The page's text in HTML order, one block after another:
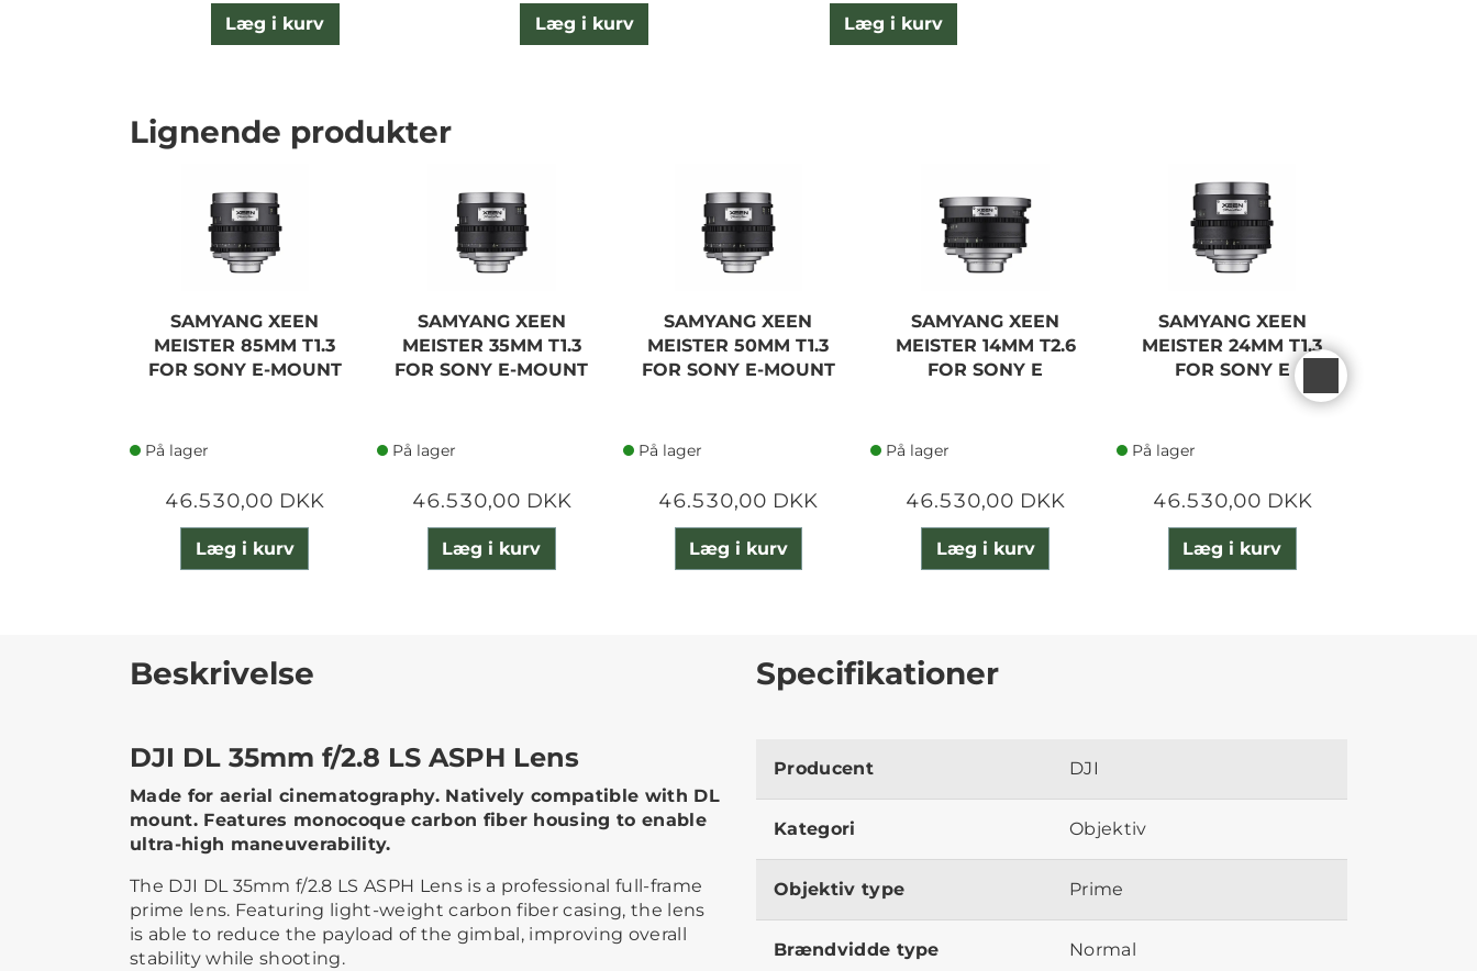
Læg i kurv Læg i kurv Læg i kurv
Lignende produkter
SAMYANG XEEN
MEISTER 85MM T1.3
FOR SONY E-MOUNT
På lager
46.530,00 DKK
Læg i kurv
SAMYANG XEEN
MEISTER 35MM T1.3
FOR SONY E-MOUNT
På lager
46.530,00 DKK
Læg i kurv
SAMYANG XEEN
MEISTER 50MM T1.3
FOR SONY E-MOUNT
På lager
46.530,00 DKK
Læg i kurv
SAMYANG XEEN
MEISTER 14MM T2.6
FOR SONY E
På lager
46.530,00 DKK
Læg i kurv
SAMYANG XEEN
MEISTER 24MM T1.3
FOR SONY E
På lager
46.530,00 DKK
Læg i kurv
Beskrivelse
DJI DL 35mm f/2.8 LS ASPH Lens
Made for aerial cinematography. Natively compatible with DL
mount. Features monocoque carbon fiber housing to enable
ultra-high maneuverability.
The DJI DL 35mm f/2.8 LS ASPH Lens is a professional full-frame
prime lens. Featuring light-weight carbon fiber casing, the lens
is able to reduce the payload of the gimbal, improving overall
stability while shooting.
Specifikationer
Producent DJI
Kategori Objektiv
Objektiv type Prime
Brændvidde type Normal